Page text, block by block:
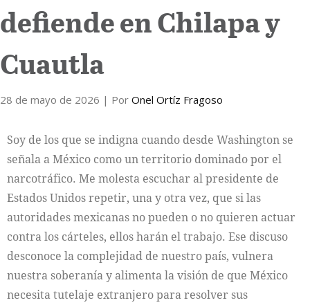
defiende en Chilapa y
Cuautla
28 de mayo de 2026 | Por Onel Ortíz Fragoso
Soy de los que se indigna cuando desde Washington se
señala a México como un territorio dominado por el
narcotráfico. Me molesta escuchar al presidente de
Estados Unidos repetir, una y otra vez, que si las
autoridades mexicanas no pueden o no quieren actuar
contra los cárteles, ellos harán el trabajo. Ese discuso
desconoce la complejidad de nuestro país, vulnera
nuestra soberanía y alimenta la visión de que México
necesita tutelaje extranjero para resolver sus